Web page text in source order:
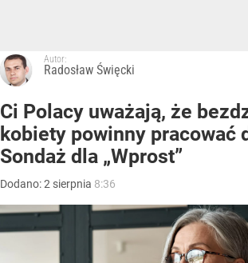
Autor:
Radosław Święcki
Ci Polacy uważają, że
kobiety powinny pracować
Sondaż dla „Wprost”
Dodano:2 sierpnia 8:36